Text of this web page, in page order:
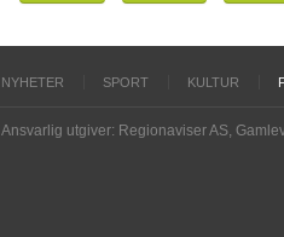
NYHETER SPORT KULTUR
Ansvarlig utgiver: Regionaviser AS,